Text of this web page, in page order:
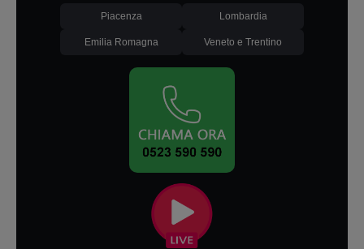
Piacenza Lombardia
Emilia Romagna Veneto e Trentino